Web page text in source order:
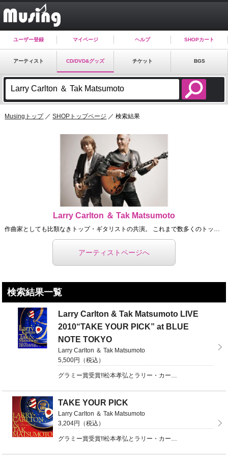
ユーザー登録 マイページ ヘルプ SHOPカート
アーティスト CD/DVD&グッズ チケット BGS
Musingトップ／SHOPトップページ ／ 検索結果
Larry Carlton ＆ Tak Matsumoto
作曲家としても比類なきトップ・ギタリストの共演。 これまで数多くのトップ・ギタリストとセッションを ...
アーティストページへ
検索結果一覧
Larry Carlton & Tak Matsumoto LIVE
2010“TAKE YOUR PICK” at BLUE
NOTE TOKYO
Larry Carlton ＆ Tak Matsumoto
5,500円（税込）
グラミー賞受賞!!松本孝弘とラリー・カールトン。日米を代表するトップ・ギタリストによる夢の共演!!B ...
TAKE YOUR PICK
Larry Carlton ＆ Tak Matsumoto
3,204円（税込）
グラミー賞受賞!!松本孝弘とラリー・カールトン。日米を代表するトップ・ギタリストによる夢の共演!!